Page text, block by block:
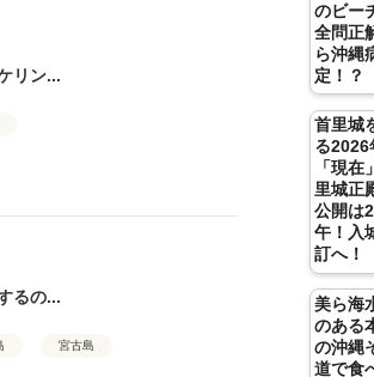
リン...
るの...
宮古島
のビー
全問正
ら沖縄
定！？
首里城
る2026
「現在
里城正
公開は
午！入
訂へ！
美ら海
のある
の沖縄
道で食